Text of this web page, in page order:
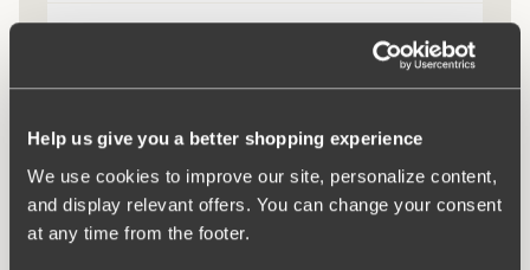
Help us give you a better shopping experience
We use cookies to improve our site, personalize content,
and display relevant offers. You can change your consent
at any time from the footer.
Keep Fresh